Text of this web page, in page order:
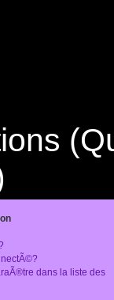
dans la liste des